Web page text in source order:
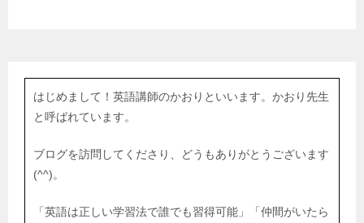
はじめまして！英語講師のかおりといいます。かおり先生
と呼ばれています。
ブログを訪問してくださり、どうもありがとうございます
(^^)。
「英語は正しい学習法で誰でも習得可能」「仲間がいたら